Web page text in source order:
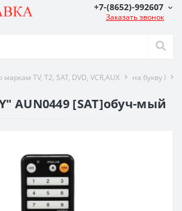
+7-(8652)-992607
Заказать звонок
маркам TV, T2, SAT, DVD, VCR,AUX на букву I
AUN0449 [SAT]обуч-мый